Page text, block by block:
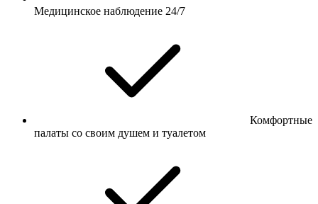
Медицинское наблюдение 24/7
Комфортные
палаты со своим душем и туалетом